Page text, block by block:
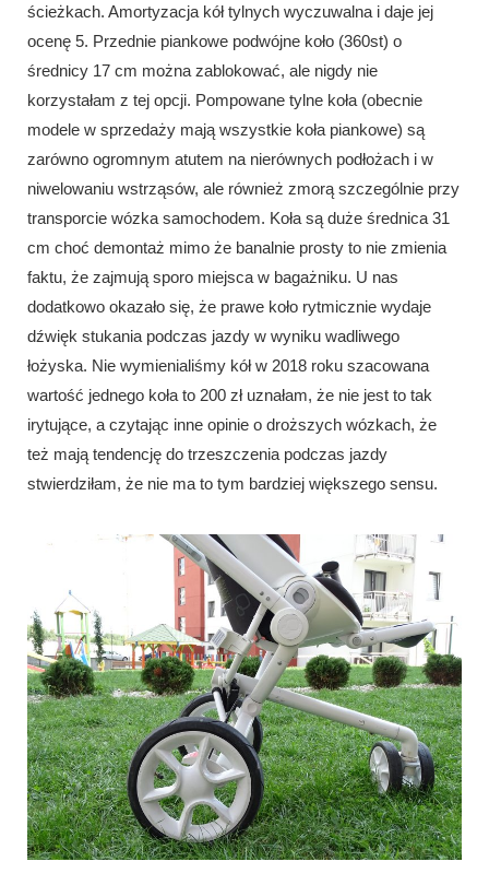
ścieżkach. Amortyzacja kół tylnych wyczuwalna i daje jej
ocenę 5. Przednie piankowe podwójne koło (360st) o
średnicy 17 cm można zablokować, ale nigdy nie
korzystałam z tej opcji. Pompowane tylne koła (obecnie
modele w sprzedaży mają wszystkie koła piankowe) są
zarówno ogromnym atutem na nierównych podłożach i w
niwelowaniu wstrząsów, ale również zmorą szczególnie przy
transporcie wózka samochodem. Koła są duże średnica 31
cm choć demontaż mimo że banalnie prosty to nie zmienia
faktu, że zajmują sporo miejsca w bagażniku. U nas
dodatkowo okazało się, że prawe koło rytmicznie wydaje
dźwięk stukania podczas jazdy w wyniku wadliwego
łożyska. Nie wymienialiśmy kół w 2018 roku szacowana
wartość jednego koła to 200 zł uznałam, że nie jest to tak
irytujące, a czytając inne opinie o droższych wózkach, że
też mają tendencję do trzeszczenia podczas jazdy
stwierdziłam, że nie ma to tym bardziej większego sensu.